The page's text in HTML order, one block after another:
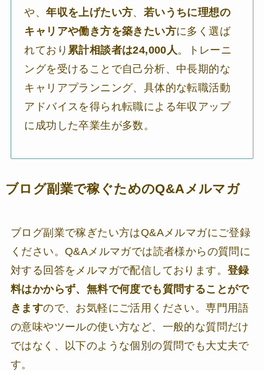
や、年収を上げたい方、 若いうちに理想の
キャリアや働き方を築きたい方に多く選ば
れており 累計相談者は24,000人 。トレーニ
ングを受けることで自己分析、中長期的な
キャリアプランニング、具体的な転職活動
アドバイスを得られ転職による年収アップ
に成功した卒業生が多数。
ブログ副業で稼ぐためのQ&Aメルマガ
ブログ副業で稼ぎたい方はQ&Aメルマガにご登録
ください。Q&Aメルマガでは読者様からの質問に
対する回答をメルマガで配信しております。 登録
料はかからず、無料で何度でも質問することがで
きますので、お気軽にご活用ください。専門用語
の意味やツールの使い方など、一般的な質問だけ
ではなく、以下のような個別の質問でも大丈夫で
す。